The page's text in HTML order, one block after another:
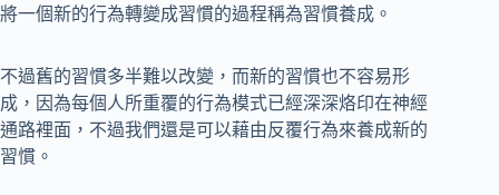
將一個新的行為轉變成習慣的過程稱為習慣養成。
不過舊的習慣多半難以改變，而新的習慣也不容易形
成，因為每個人所重覆的行為模式已經深深烙印在神經
通路裡面，不過我們還是可以藉由反覆行為來養成新的
習慣。